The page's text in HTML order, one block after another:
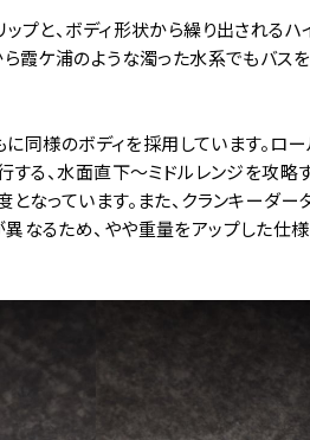
プと、ボディ形状から繰り出される
霞ケ浦のような濁った水系でもバス
同様のボディを採用しています。ロ
る、水面直下～ミドルレンジを攻略
なっています。また、クランキーダ
なるため、やや重量をアップした仕様